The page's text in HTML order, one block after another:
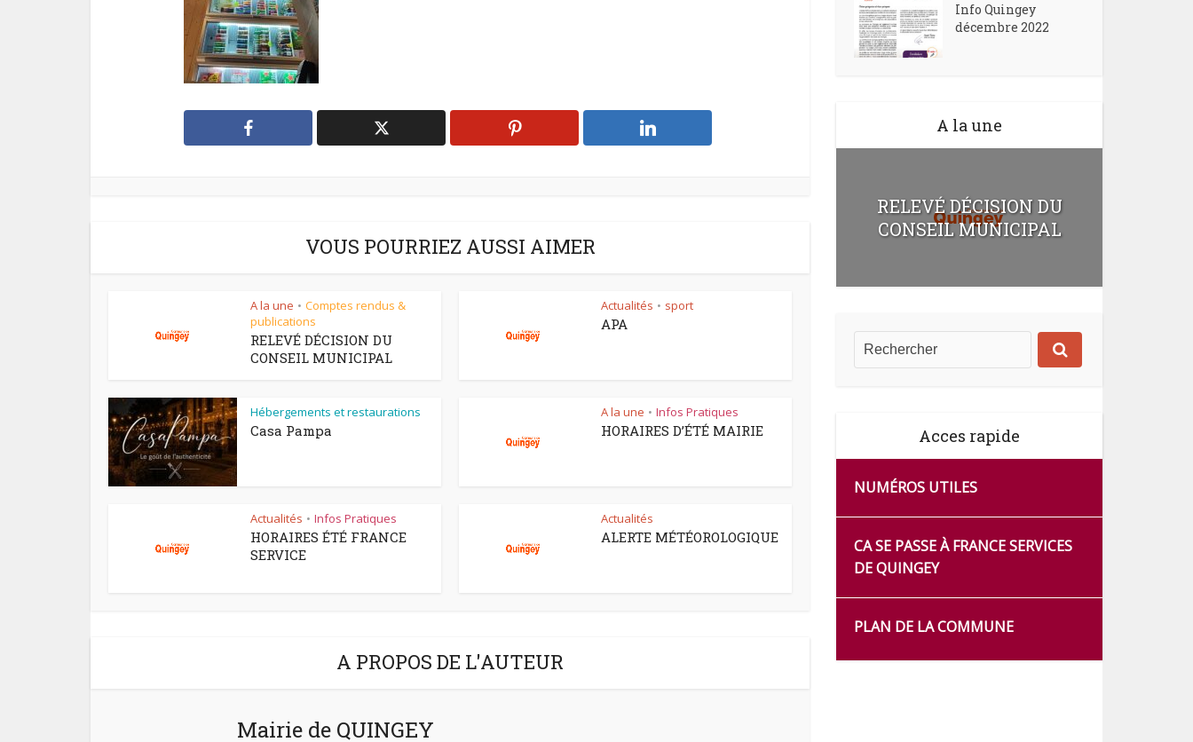
VOUS POURRIEZ AUSSI AIMER
A la une • Comptes rendus &
publications
RELEVÉ DÉCISION DU
CONSEIL MUNICIPAL
Actualités • sport
APA
Hébergements et restaurations
Casa Pampa
A la une • Infos Pratiques
HORAIRES D’ÉTÉ MAIRIE
Actualités • Infos Pratiques
HORAIRES ÉTÉ FRANCE
SERVICE
Actualités
ALERTE MÉTÉOROLOGIQUE
A PROPOS DE L'AUTEUR
Mairie de QUINGEY
Info Quingey
décembre 2022
A la une
RELEVÉ DÉCISION DU
CONSEIL MUNICIPAL
Acces rapide
NUMÉROS UTILES
CA SE PASSE À FRANCE SERVICES
DE QUINGEY
PLAN DE LA COMMUNE